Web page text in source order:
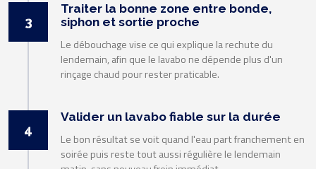
3
Traiter la bonne zone entre bonde,
siphon et sortie proche
Le débouchage vise ce qui explique la rechute du
lendemain, afin que le lavabo ne dépende plus d'un
rinçage chaud pour rester praticable.
4
Valider un lavabo fiable sur la durée
Le bon résultat se voit quand l'eau part franchement en
soirée puis reste tout aussi régulière le lendemain